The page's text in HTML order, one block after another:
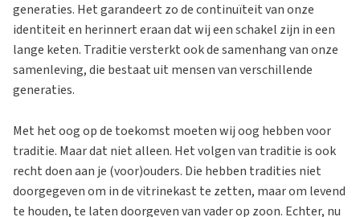
generaties. Het garandeert zo de continuïteit van onze
identiteit en herinnert eraan dat wij een schakel zijn in een
lange keten. Traditie versterkt ook de samenhang van onze
samenleving, die bestaat uit mensen van verschillende
generaties.
Met het oog op de toekomst moeten wij oog hebben voor
traditie. Maar dat niet alleen. Het volgen van traditie is ook
recht doen aan je (voor)ouders. Die hebben tradities niet
doorgegeven om in de vitrinekast te zetten, maar om levend
te houden, te laten doorgeven van vader op zoon. Echter, nu